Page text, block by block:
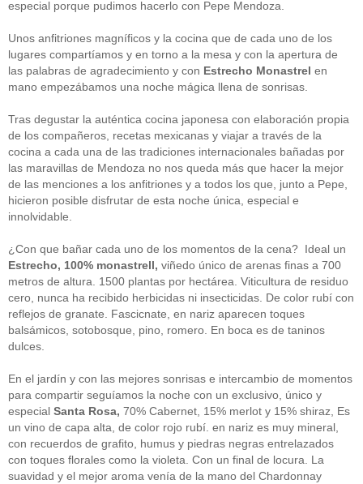
Alimentos(44)
America(8)
Carnes(3)
cataluña(1)
Cocina(38)
consejos(3)
El Celler de Can Roca(1)
Empresas(12)
ferran adria(10)
formación(1)
Gastronomía
Guipuzcoa
(2)
(1)
Joan Roca(2)
libros (2)
Madrid(4)
mejores-productos (3)
México(1)
Murcia
quesos(3)
Restaurantes
rutas de tapas
(2)
Setas(1)
Sin categoría(348)
solidaridad(1)
tapas (2)
especial porque pudimos hacerlo con Pepe Mendoza.
Unos anfitriones magníficos y la cocina que de cada uno de los
lugares compartíamos y en torno a la mesa y con la apertura de
las palabras de agradecimiento y con Estrecho Monastrel en
mano empezábamos una noche mágica llena de sonrisas.
Tras degustar la auténtica cocina japonesa con elaboración propia
de los compañeros, recetas mexicanas y viajar a través de la
cocina a cada una de las tradiciones internacionales bañadas por
las maravillas de Mendoza no nos queda más que hacer la mejor
de las menciones a los anfitriones y a todos los que, junto a Pepe,
hicieron posible disfrutar de esta noche única, especial e
innolvidable.
¿Con que bañar cada uno de los momentos de la cena? Ideal un
Estrecho, 100% monastrell, viñedo único de arenas finas a 700
metros de altura. 1500 plantas por hectárea. Viticultura de residuo
cero, nunca ha recibido herbicidas ni insecticidas. De color rubí con
reflejos de granate. Fascicnate, en nariz aparecen toques
balsámicos, sotobosque, pino, romero. En boca es de taninos
dulces.
En el jardín y con las mejores sonrisas e intercambio de momentos
para compartir seguíamos la noche con un exclusivo, único y
especial Santa Rosa, 70% Cabernet, 15% merlot y 15% shiraz, Es
un vino de capa alta, de color rojo rubí. en nariz es muy mineral,
con recuerdos de grafito, humus y piedras negras entrelazados
con toques florales como la violeta. Con un final de locura. La
suavidad y el mejor aroma venía de la mano del Chardonnay